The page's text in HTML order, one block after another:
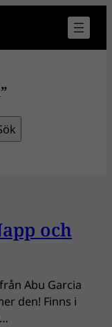
och
Abu Garcia
den! Finns i